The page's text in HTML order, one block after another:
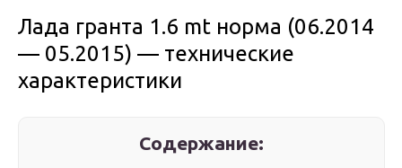
Лада гранта 1.6 mt норма (06.2014
— 05.2015) — технические
характеристики
Содержание: